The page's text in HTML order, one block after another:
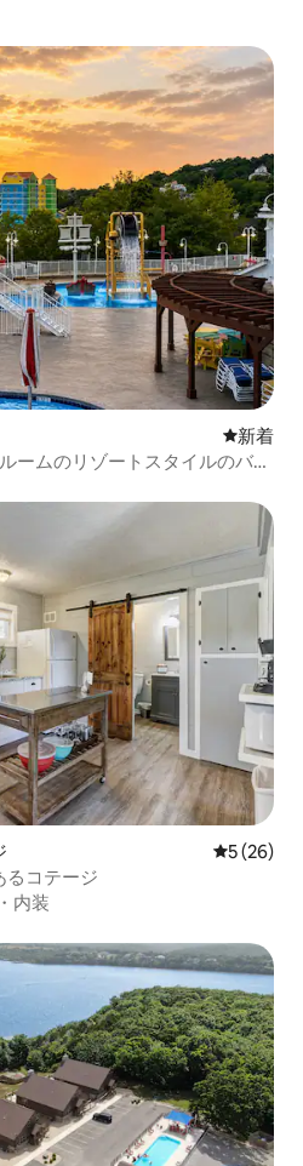
新しい宿
新着
ームのリゾートスタイルのバケ
レビュー
5 (26)
るコテージ
内装